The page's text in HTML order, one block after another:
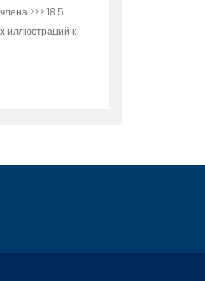
>>> 18.5.
иллюстраций к